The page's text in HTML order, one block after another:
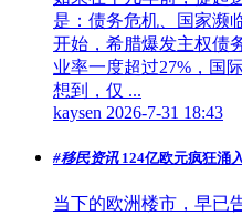
是：债务危机、国家
开始，希腊爆发主权债
业率一度超过27%，国
想到，仅 ...
kaysen 2026-7-31 18:43
#移民资讯124亿欧元疯狂涌
当下的欧洲楼市，早已